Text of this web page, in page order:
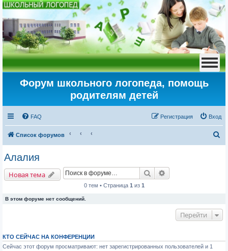
Форум школьного логопеда, помощь
родителям детей
FAQ Вход
Регистрация
Список форумов
о
Алалия
Новая тема Поиск
0 тем • Страница 1 из 1
В этом форуме нет сообщений.
Перейти
КТО СЕЙЧАС НА КОНФЕРЕНЦИИ
Сейчас этот форум просматривают: нет зарегистрированных пользователей и 1